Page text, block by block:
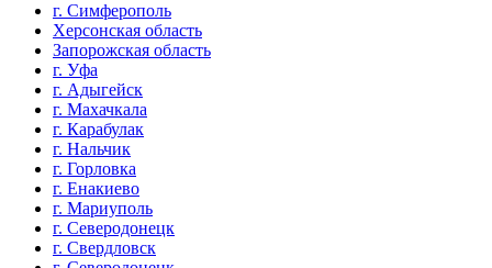
г. Симферополь
Херсонская область
Запорожская область
г. Уфа
г. Адыгейск
г. Махачкала
г. Карабулак
г. Нальчик
г. Горловка
г. Енакиево
г. Мариуполь
г. Северодонецк
г. Свердловск